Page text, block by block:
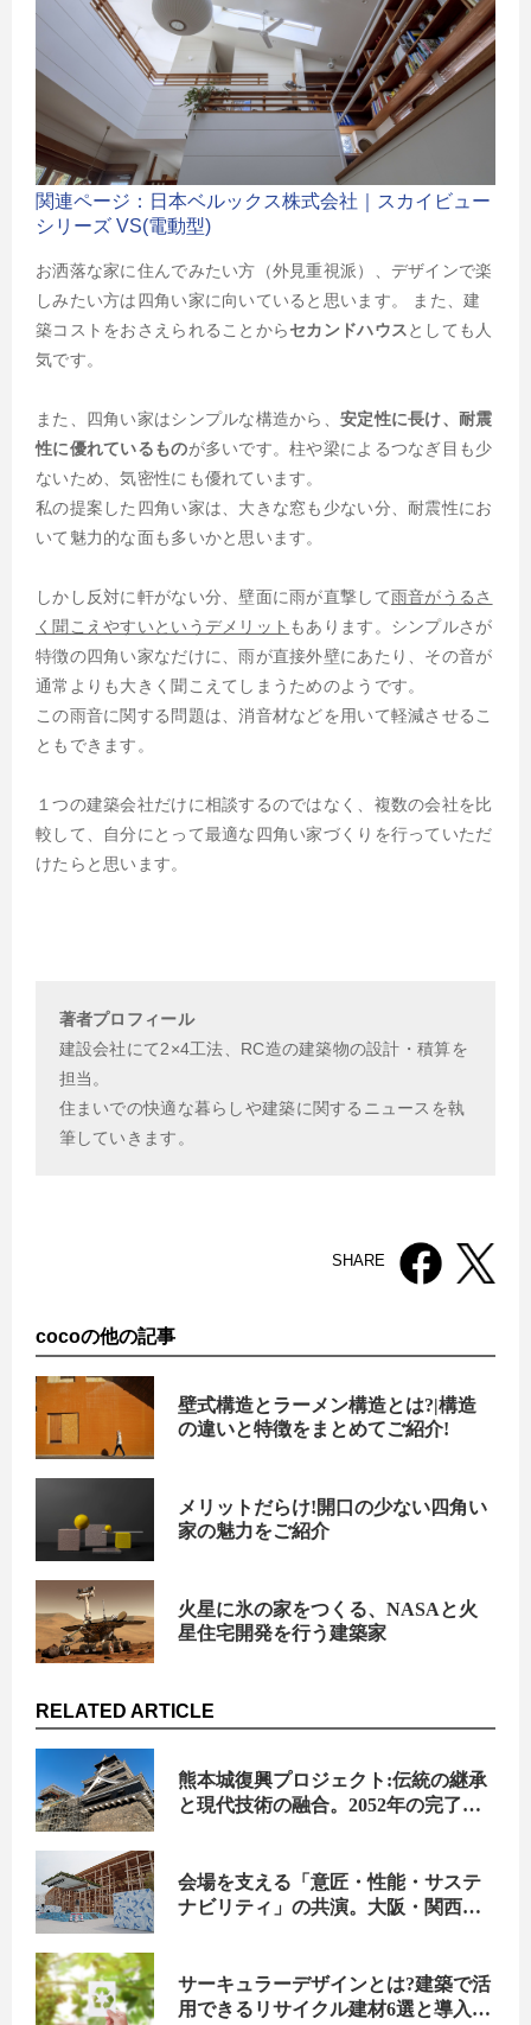
関連ページ：日本ベルックス株式会社｜スカイビュー
シリーズ VS(電動型)
お洒落な家に住んでみたい方（外見重視派）、デザインで楽
しみたい方は四角い家に向いていると思います。 また、建
築コストをおさえられることからセカンドハウスとしても人
気です。
また、四角い家はシンプルな構造から、安定性に長け、耐震
性に優れているものが多いです。柱や梁によるつなぎ目も少
ないため、気密性にも優れています。
私の提案した四角い家は、大きな窓も少ない分、耐震性にお
いて魅力的な面も多いかと思います。
しかし反対に軒がない分、壁面に雨が直撃して雨音がうるさ
く聞こえやすいというデメリット もあります。シンプルさが
特徴の四角い家なだけに、雨が直接外壁にあたり、その音が
通常よりも大きく聞こえてしまうためのようです。
この雨音に関する問題は、消音材などを用いて軽減させるこ
ともできます。
１つの建築会社だけに相談するのではなく、複数の会社を比
較して、自分にとって最適な四角い家づくりを行っていただ
けたらと思います。
著者プロフィール
建設会社にて2×4工法、RC造の建築物の設計・積算を
担当。
住まいでの快適な暮らしや建築に関するニュースを執
筆していきます。
SHARE
cocoの他の記事
壁式構造とラーメン構造とは?|構造
の違いと特徴をまとめてご紹介!
メリットだらけ!開口の少ない四角い
家の魅力をご紹介
火星に氷の家をつくる、NASAと火
星住宅開発を行う建築家
RELATED ARTICLE
熊本城復興プロジェクト:伝統の継承
と現代技術の融合。2052年の完了を
会場を支える「意匠・性能・サステ
ナビリティ」の共演。大阪・関西万
サーキュラーデザインとは?建築で活
用できるリサイクル建材6選と導入メ